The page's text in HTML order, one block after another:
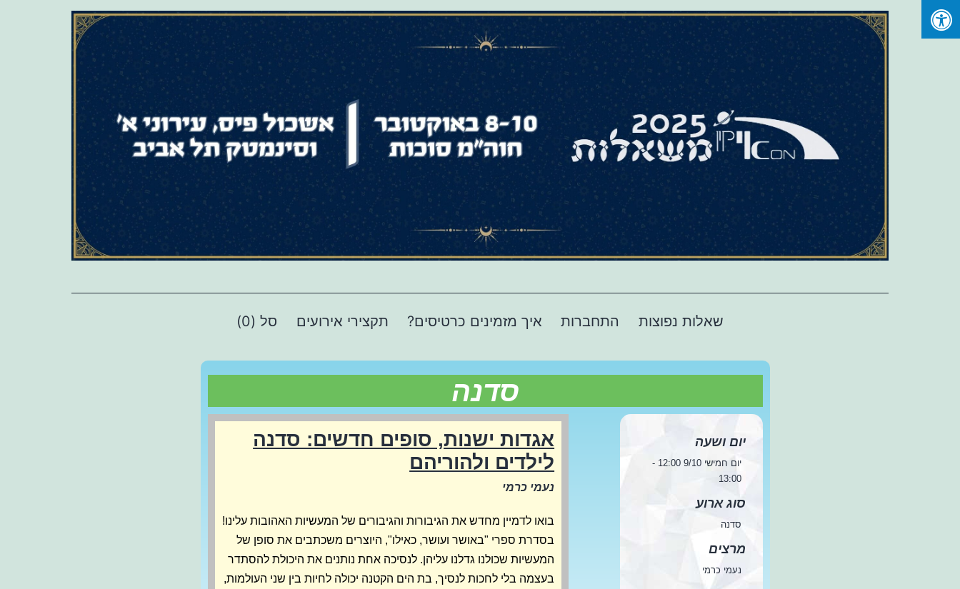
Skip
שאלות נפוצות התחברות איך מזמינים כרטיסים? תקצירי אירועים סל (0)
סדנה
יום ושעה
יום חמישי 9/10 12:00 -
13:00
סוג ארוע
סדנה
מרצים
נעמי כרמי
אגדות ישנות, סופים חדשים: סדנה
לילדים ולהוריהם
נעמי כרמי
בואו לדמיין מחדש את הגיבורות והגיבורים של המעשיות האהובות עלינו!
בסדרת ספרי "באושר ועושר, כאילו", היוצרים משכתבים את סופן של
המעשיות שכולנו גדלנו עליהן. לנסיכה אחת נותנים את היכולת להסתדר
בעצמה בלי לחכות לנסיך, בת הים הקטנה יכולה לחיות בין שני העולמות,